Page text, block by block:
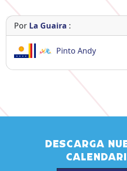
Por La Guaira :
Pinto Andy
DESCARGA